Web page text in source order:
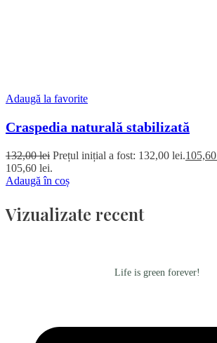
Adaugă la favorite
Craspedia naturală stabilizată
132,00lei Prețul inițial a fost: 132,00 lei.105,60
105,60 lei.
Adaugă în coș
Vizualizate recent
Life is green forever!